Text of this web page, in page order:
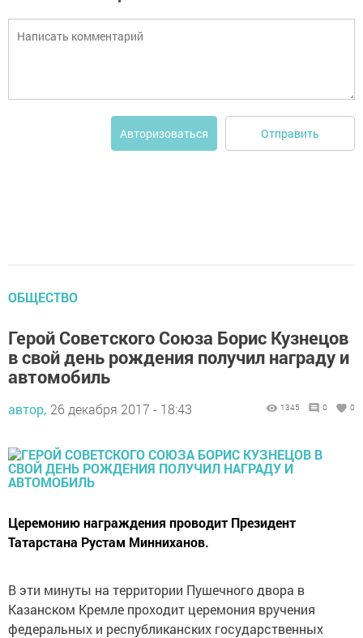
Авторизоваться Отправить
ОБЩЕСТВО
Герой Советского Союза Борис Кузнецов
в свой день рождения получил награду и
автомобиль
автор, 26 декабря 2017 - 18:43 1345 0 0
Церемонию награждения проводит Президент
Татарстана Рустам Минниханов.
В эти минуты на территории Пушечного двора в
Казанском Кремле проходит церемония вручения
федеральных и республиканских государственных